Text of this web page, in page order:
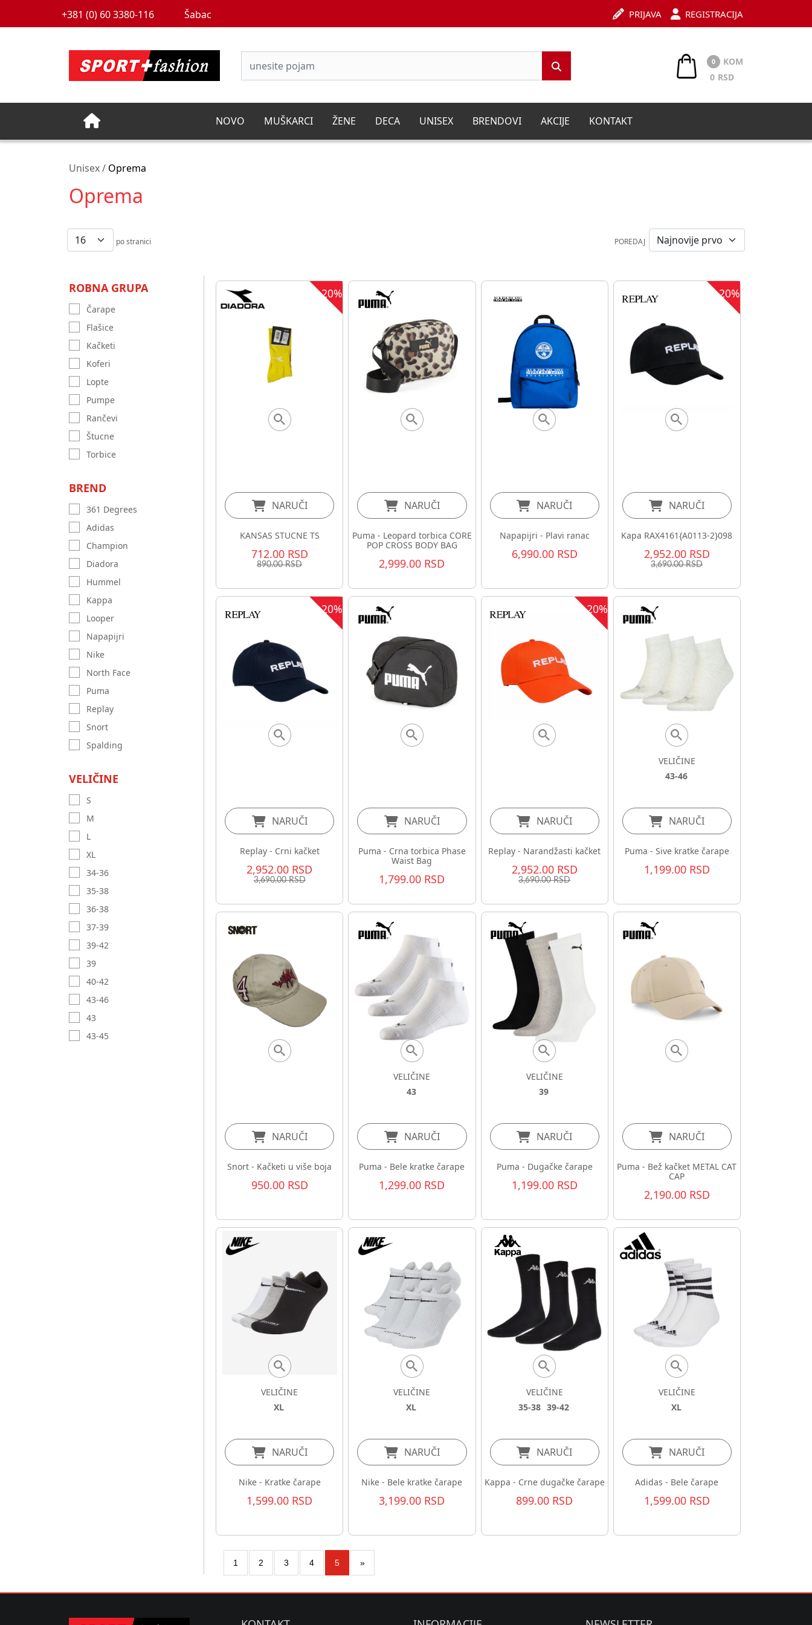
+381 (0) 60 3380-116 Šabac REGISTRACIJA
PRIJAVA
0
KOM
0 RSD
NOVO MUŠKARCI ŽENE DECA UNISEX BRENDOVI AKCIJE KONTAKT
Unisex / Oprema
Oprema
po stranici POREDAJ
ROBNA GRUPA
Čarape
Flašice
Kačketi
Koferi
Lopte
Pumpe
Rančevi
Štucne
Torbice
BREND
361 Degrees
Adidas
Champion
Diadora
Hummel
Kappa
Looper
Napapijri
Nike
North Face
Puma
Replay
Snort
Spalding
VELIČINE
S
M
L
XL
34-36
35-38
36-38
37-39
39-42
39
40-42
43-46
43
43-45
20%
NARUČI
KANSAS STUCNE TS
712.00 RSD
890.00 RSD
NARUČI
Puma - Leopard torbica CORE
POP CROSS BODY BAG
2,999.00 RSD
NARUČI
Napapijri - Plavi ranac
6,990.00 RSD
20%
NARUČI
Kapa RAX4161{A0113-2}098
2,952.00 RSD
3,690.00 RSD
20%
NARUČI
Replay - Crni kačket
2,952.00 RSD
3,690.00 RSD
NARUČI
Puma - Crna torbica Phase
Waist Bag
1,799.00 RSD
20%
NARUČI
Replay - Narandžasti kačket
2,952.00 RSD
3,690.00 RSD
VELIČINE
43-46
NARUČI
Puma - Sive kratke čarape
1,199.00 RSD
NARUČI
Snort - Kačketi u više boja
950.00 RSD
VELIČINE
43
NARUČI
Puma - Bele kratke čarape
1,299.00 RSD
VELIČINE
39
NARUČI
Puma - Dugačke čarape
1,199.00 RSD
NARUČI
Puma - Bež kačket METAL CAT
CAP
2,190.00 RSD
VELIČINE
XL
NARUČI
Nike - Kratke čarape
1,599.00 RSD
VELIČINE
XL
NARUČI
Nike - Bele kratke čarape
3,199.00 RSD
VELIČINE
35-38 39-42
NARUČI
Kappa - Crne dugačke čarape
899.00 RSD
VELIČINE
XL
NARUČI
Adidas - Bele čarape
1,599.00 RSD
1 2 3 4 5 »